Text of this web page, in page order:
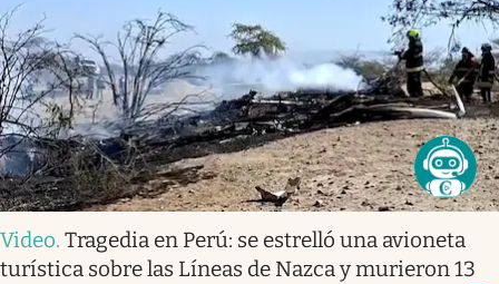
Video. Tragedia en Perú: se estrelló una avioneta
turística sobre las Líneas de Nazca y murieron 13